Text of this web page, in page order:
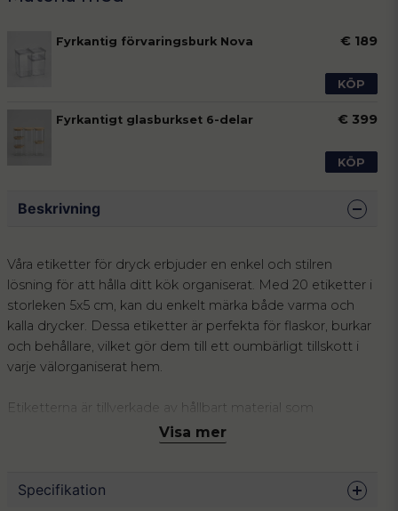
Fyrkantig förvaringsburk Nova € 189
KÖP
Fyrkantigt glasburkset 6-delar € 399
KÖP
Beskrivning
Våra etiketter för dryck erbjuder en enkel och stilren
lösning för att hålla ditt kök organiserat. Med 20 etiketter i
storleken 5x5 cm, kan du enkelt märka både varma och
kalla drycker. Dessa etiketter är perfekta för flaskor, burkar
och behållare, vilket gör dem till ett oumbärligt tillskott i
varje välorganiserat hem.
Etiketterna är tillverkade av hållbart material som
säkerställer att de håller sig på plats och behåller sin
kvalitet över tid. Oavsett om du vill märka dina
designade för att passa alla behov.
Visa mer
Specifikation